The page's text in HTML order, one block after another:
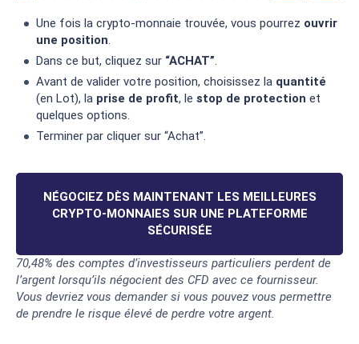
Une fois la crypto-monnaie trouvée, vous pourrez ouvrir
une position.
Dans ce but, cliquez sur “ACHAT”.
Avant de valider votre position, choisissez la quantité
(en Lot), la prise de profit, le stop de protection et
quelques options.
Terminer par cliquer sur “Achat”.
NÉGOCIEZ DÈS MAINTENANT LES MEILLEURES
CRYPTO-MONNAIES SUR UNE PLATEFORME
SÉCURISÉE
70,48% des comptes d’investisseurs particuliers perdent de
l’argent lorsqu’ils négocient des CFD avec ce fournisseur.
Vous devriez vous demander si vous pouvez vous permettre
de prendre le risque élevé de perdre votre argent.